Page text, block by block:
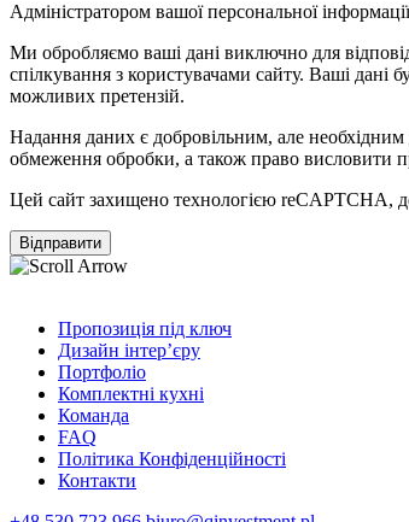
Адміністратором вашої персональної
Ми обробляємо ваші дані виключно для
спілкування з користувачами сайту. Ваші дані
можливих претензій.
Надання даних є добровільним, але
обмеження обробки, а також право висловити
Цей сайт захищено технологією reCAPTCHA,
Пропозиція під ключ
Дизайн інтер’єру
Портфоліо
Комплектні кухні
Команда
FAQ
Політика Конфіденційності
Контакти